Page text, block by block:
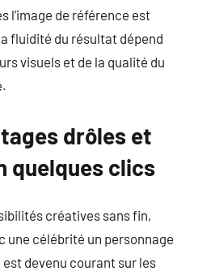
l’image de référence est
fluidité du résultat dépend
visuels et de la qualité du
drôles et
quelques clics
créatives sans fin,
une célébrité un personnage
devenu courant sur les